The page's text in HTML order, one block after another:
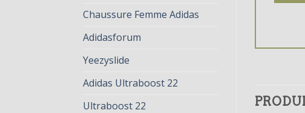
Chaussure Femme Adidas
Adidasforum
Yeezyslide
Adidas Ultraboost 22
Ultraboost 22